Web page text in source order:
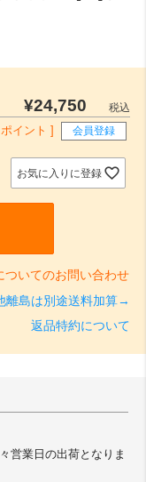
¥24,750
税込
ポイント ] 会員登録
お気に入りに登録
ついてのお問い合わせ
離島は別途送料加算→
返品特約について
営業日の出荷となりま